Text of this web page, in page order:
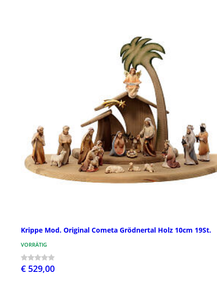
Krippe Mod. Original Cometa Grödnertal Holz 10cm 19St.
VORRÄTIG
€ 529,00